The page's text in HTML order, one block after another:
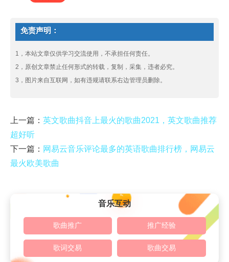
免责声明：
1，本站文章仅供学习交流使用，不承担任何责任。
2，原创文章禁止任何形式的转载，复制，采集，违者必究。
3，图片来自互联网，如有违规请联系右边管理员删除。
上一篇： 英文歌曲抖音上最火的歌曲2021，英文歌曲推荐
超好听
下一篇： 网易云音乐评论最多的英语歌曲排行榜，网易云
最火欧美歌曲
音乐互动
歌曲推广 推广经验
歌词交易 歌曲交易